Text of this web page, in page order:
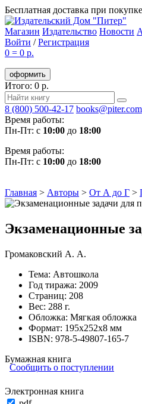
Бесплатная доставка при
Магазин Издательство Новости
Войти /Регистрация
0 = 0 р.
оформить
Итого: 0 р.
8 (800) 500-42-17 books@piter.com
Время работы:
Пн-Пт: с 10:00 до 18:00
Время работы:
Пн-Пт: с 10:00 до 18:00
Главная > Авторы > От А до Г >
Экзаменационные
Громаковский А. А.
Тема: Автошкола
Год тиража: 2009
Страниц: 208
Вес: 288 г.
Обложка: Мягкая обложка
Формат: 195х252х8 мм
ISBN: 978-5-49807-165-7
Бумажная книга
Сообщить о поступлении
Электронная книга